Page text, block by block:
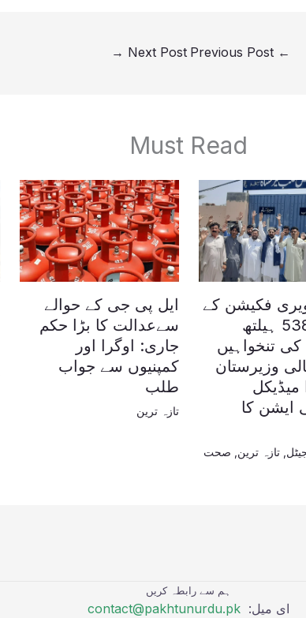
←
Next Post
→
Must Read
فکیشن کے
باوجود 538 ہیلتھ
کی تنخواہیں
وزیرستان
میڈیکل
ایشن کا
,تازہ ترین صحت
ایل پی جی کے حوالے
سےعدالت کا بڑا حکم
جاری: اوگرا اور
کمپنیوں سے جواب
طلب
تازہ ترین
ہم سے رابطہ کریں
ای میل: contact@pakhtunurdu.pk